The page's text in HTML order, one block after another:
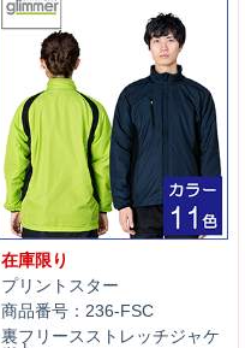
在庫限り
プリントスター
商品番号：236-FSC
裏フリースストレッチジャケ